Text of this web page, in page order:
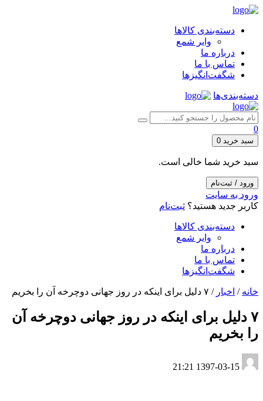
دسته‌بندی کالاها
وایر شمع
درباره ما
تماس با ما
شگفت‌انگیزها
دسته‌بندی‌ها
0
سبد خرید 0
سبد خرید شما خالی است.
ورود / ثبت‌نام
ورود به سایت
کاربر جدید هستید؟ ثبت‌نام
دسته‌بندی کالاها
وایر شمع
درباره ما
تماس با ما
شگفت‌انگیزها
خانه / اخبار / ۷ دلیل برای اینکه در روز جهانی دوچرخه آن را بخریم
۷ دلیل برای اینکه در روز جهانی دوچرخه آن
را بخریم
1397-03-15 21:21